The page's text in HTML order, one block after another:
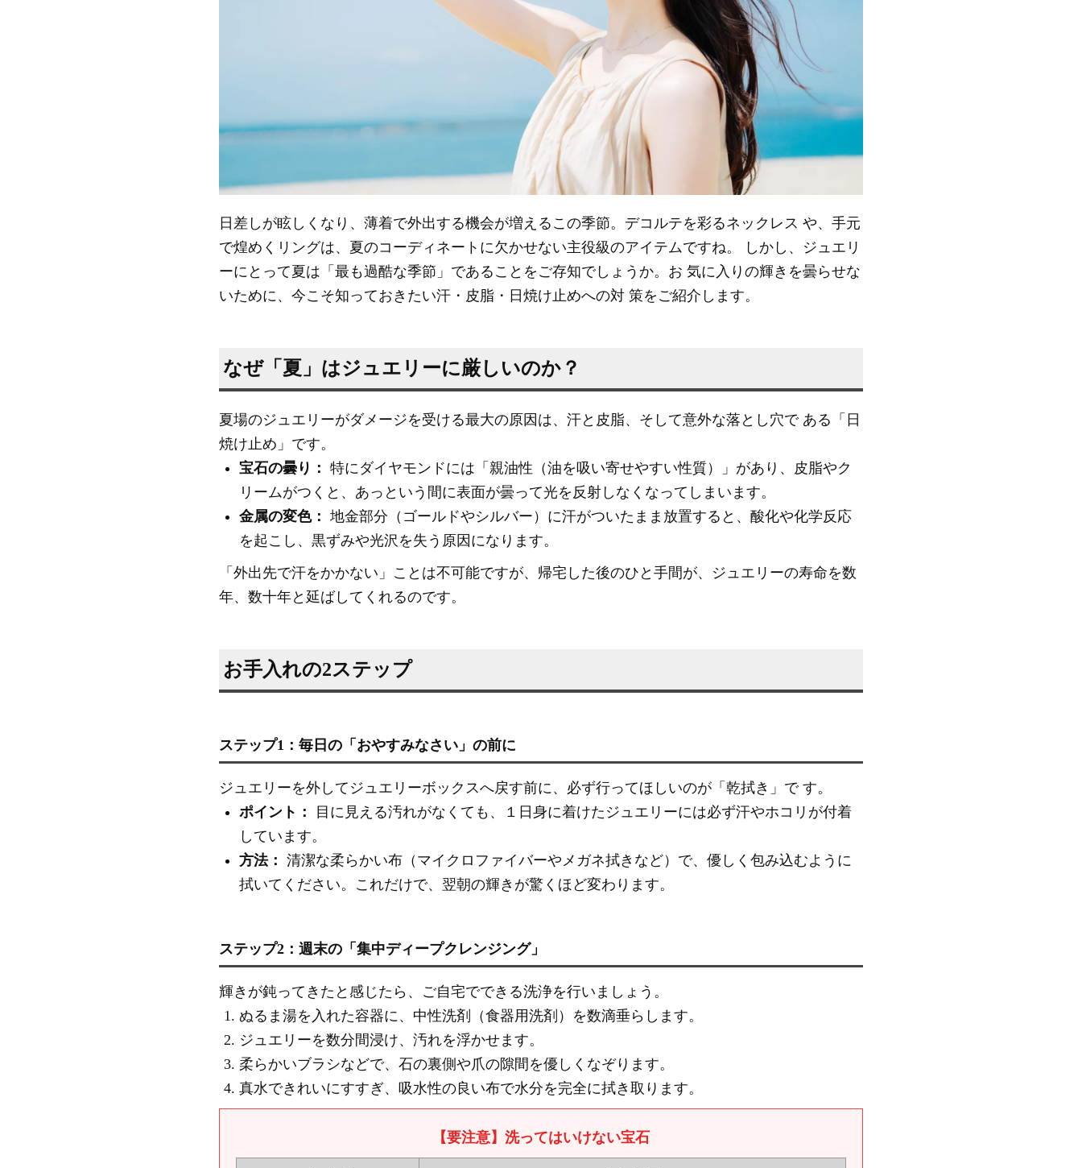
日差しが眩しくなり、薄着で外出する機会が増えるこの季節。デコルテを彩るネックレス や、手元
で煌めくリングは、夏のコーディネートに欠かせない主役級のアイテムですね。 しかし、ジュエリ
ーにとって夏は「最も過酷な季節」であることをご存知でしょうか。お 気に入りの輝きを曇らせな
いために、今こそ知っておきたい汗・皮脂・日焼け止めへの対 策をご紹介します。
なぜ「夏」はジュエリーに厳しいのか？
夏場のジュエリーがダメージを受ける最大の原因は、汗と皮脂、そして意外な落とし穴で ある「日
焼け止め」です。
宝石の曇り： 特にダイヤモンドには「親油性（油を吸い寄せやすい性質）」があり、皮脂やク
リームがつくと、あっという間に表面が曇って光を反射しなくなってしまいます。
金属の変色： 地金部分（ゴールドやシルバー）に汗がついたまま放置すると、酸化や化学反応
を起こし、黒ずみや光沢を失う原因になります。
「外出先で汗をかかない」ことは不可能ですが、帰宅した後のひと手間が、ジュエリーの寿命を数
年、数十年と延ばしてくれるのです。
お手入れの2ステップ
ステップ1：毎日の「おやすみなさい」の前に
ジュエリーを外してジュエリーボックスへ戻す前に、必ず行ってほしいのが「乾拭き」で す。
ポイント：
目に見える汚れがなくても、１日身に着けたジュエリーには必ず汗やホコリが付着
しています。
方法： 清潔な柔らかい布（マイクロファイバーやメガネ拭きなど）で、優しく包み込むように
拭いてください。これだけで、翌朝の輝きが驚くほど変わります。
ステップ2：週末の「集中ディープクレンジング」
輝きが鈍ってきたと感じたら、ご自宅でできる洗浄を行いましょう。
ぬるま湯を入れた容器に、中性洗剤（食器用洗剤）を数滴垂らします。
ジュエリーを数分間浸け、汚れを浮かせます。
柔らかいブラシなどで、石の裏側や爪の隙間を優しくなぞります。
真水できれいにすすぎ、吸水性の良い布で水分を完全に拭き取ります。
【要注意】洗ってはいけない宝石